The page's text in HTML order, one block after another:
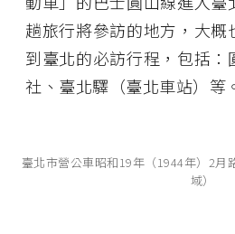
趟旅行將參訪的地方，大概
到臺北的必訪行程，包括：
社、臺北驛（臺北車站）等
臺北市營公車昭和19年（1944年）2月
域）